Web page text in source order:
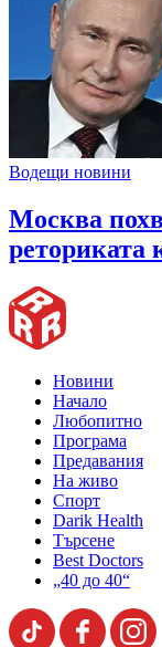
Водещи новини
Москва
реториката
Новини
Начало
Любопитно
Програма
Предавания
На живо
Спорт
Darik Health
Търсене
Best Doctors
„40 до 40“